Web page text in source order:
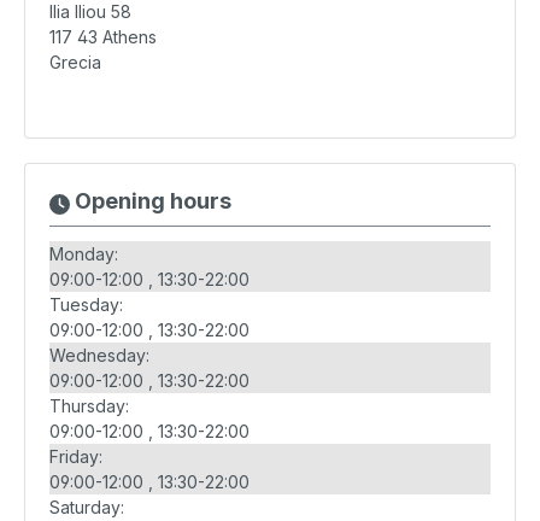
Ilia Iliou 58
117 43 Athens
Grecia
Opening hours
Monday:
09:00-12:00
13:30-22:00
Tuesday:
09:00-12:00
13:30-22:00
Wednesday:
09:00-12:00
13:30-22:00
Thursday:
09:00-12:00
13:30-22:00
Friday:
09:00-12:00
13:30-22:00
Saturday: